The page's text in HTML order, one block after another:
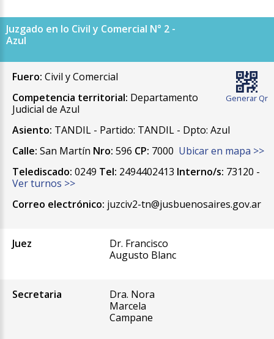
Juzgado en lo Civil y Comercial N° 2 -
Azul
Generar Qr
Fuero: Civil y Comercial
Competencia territorial: Departamento
Judicial de Azul
Asiento: TANDIL - Partido: TANDIL - Dpto: Azul
Calle: San Martín Nro: 596 CP: 7000 Ubicar en mapa >>
Telediscado: 0249 Tel: 2494402413 Interno/s: 73120 -
Ver turnos >>
Correo electrónico: juzciv2-tn@jusbuenosaires.gov.ar
Juez
Dr. Francisco
Augusto Blanc
Secretaria
Dra. Nora
Marcela
Campane